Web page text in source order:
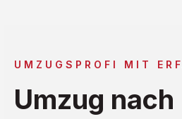
UMZUGSPROFI MIT
Umzug nach